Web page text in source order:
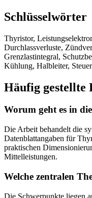
Schlüsselwörter
Thyristor,
Durchlassverluste,
Grenzlastintegral,
Kühlung, Halbleiter,
Häufig gestellte
Worum geht es in
Die Arbeit behandelt die
Datenblattangaben für
praktischen
Mittelleistungen.
Welche zentralen
Die Schwerpunkte liegen